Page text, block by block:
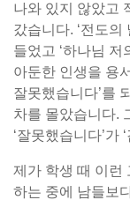
나와 있지 않았고
갔습니다. ‘전도의
들었고 ‘하나님 저
아둔한 인생을 용
잘못했습니다’를
차를 몰았습니다.
‘잘못했습니다’가
제가 학생 때 이런
하는 중에 남들보